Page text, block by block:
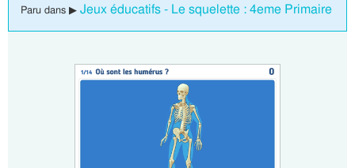
Paru dans ▶ Jeux éducatifs - Le squelette : 4eme Primaire